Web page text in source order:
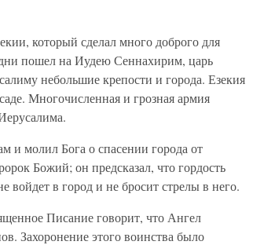
который сделал много доброго для
пошел на Иудею Сеннахирим, царь
небольшие крепости и города. Езекия
Многочисленная и грозная армия
и молил Бога о спасении города от
Божий; он предсказал, что гордость
в город и не бросит стрелы в него.
Писание говорит, что Ангел
Захоронение этого воинства было